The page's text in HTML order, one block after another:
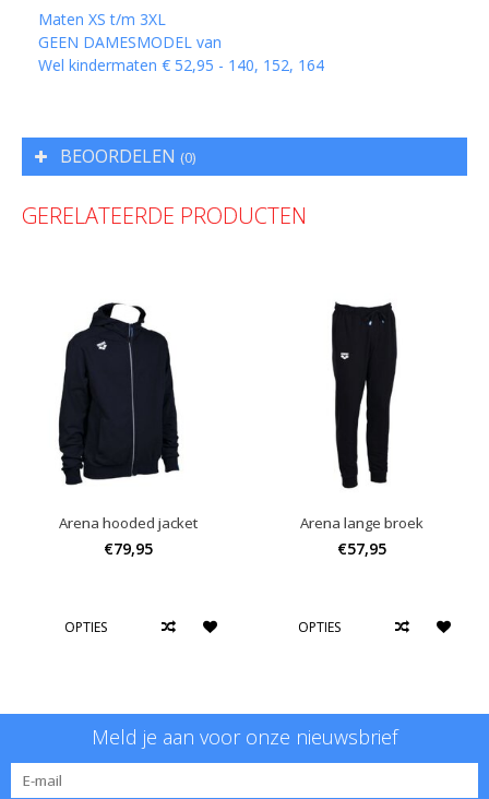
Maten XS t/m 3XL
GEEN DAMESMODEL van
Wel kindermaten € 52,95 - 140, 152, 164
BEOORDELEN (0)
GERELATEERDE PRODUCTEN
Arena hooded jacket
€79,95
OPTIES
Arena lange broek
€57,95
OPTIES
Meld je aan voor onze nieuwsbrief